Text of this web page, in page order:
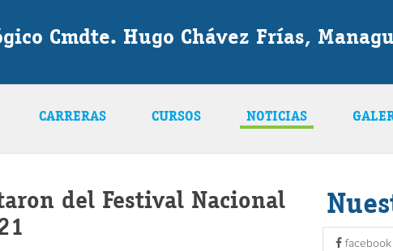
Cmdte. Hugo Chávez Frías,
CARRERAS CURSOS NOTICIAS
del Festival Nacional
facebook